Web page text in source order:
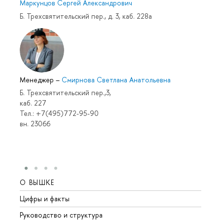
Маркунцов Сергей Александрович
Б. Трехсвятительский пер., д. 3, каб. 228а
Менеджер – Смирнова Светлана Анатольевна
Б. Трехсвятительский пер.,3,
каб. 227
Тел.: +7(495)772-95-90
вн. 23066
О ВЫШКЕ
Цифры и факты
Руководство и структура